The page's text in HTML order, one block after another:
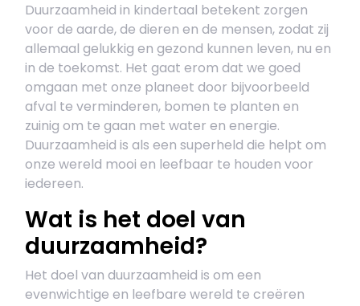
Duurzaamheid in kindertaal betekent zorgen
voor de aarde, de dieren en de mensen, zodat zij
allemaal gelukkig en gezond kunnen leven, nu en
in de toekomst. Het gaat erom dat we goed
omgaan met onze planeet door bijvoorbeeld
afval te verminderen, bomen te planten en
zuinig om te gaan met water en energie.
Duurzaamheid is als een superheld die helpt om
onze wereld mooi en leefbaar te houden voor
iedereen.
Wat is het doel van
duurzaamheid?
Het doel van duurzaamheid is om een
evenwichtige en leefbare wereld te creëren